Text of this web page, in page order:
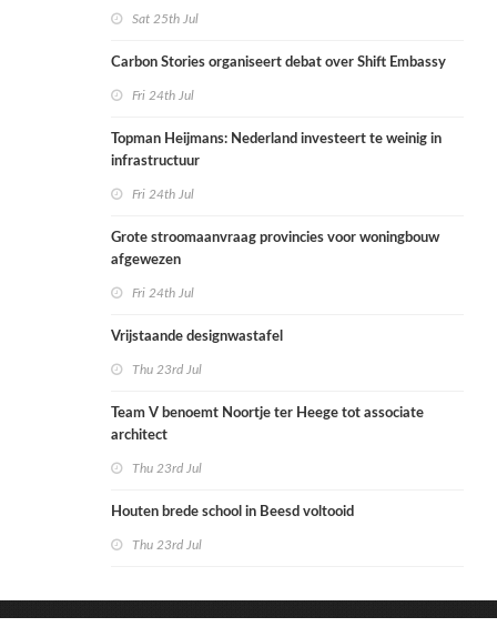
Sat 25th Jul
Carbon Stories organiseert debat over Shift Embassy
Fri 24th Jul
Topman Heijmans: Nederland investeert te weinig in
infrastructuur
Fri 24th Jul
Grote stroomaanvraag provincies voor woningbouw
afgewezen
Fri 24th Jul
Vrijstaande designwastafel
Thu 23rd Jul
Team V benoemt Noortje ter Heege tot associate
architect
Thu 23rd Jul
Houten brede school in Beesd voltooid
Thu 23rd Jul